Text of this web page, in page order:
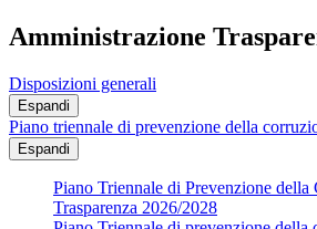
Amministrazione
Disposizioni generali
Espandi
Piano triennale di prevenzione della
Espandi
Piano Triennale di Prevenzione della
Trasparenza 2026/2028